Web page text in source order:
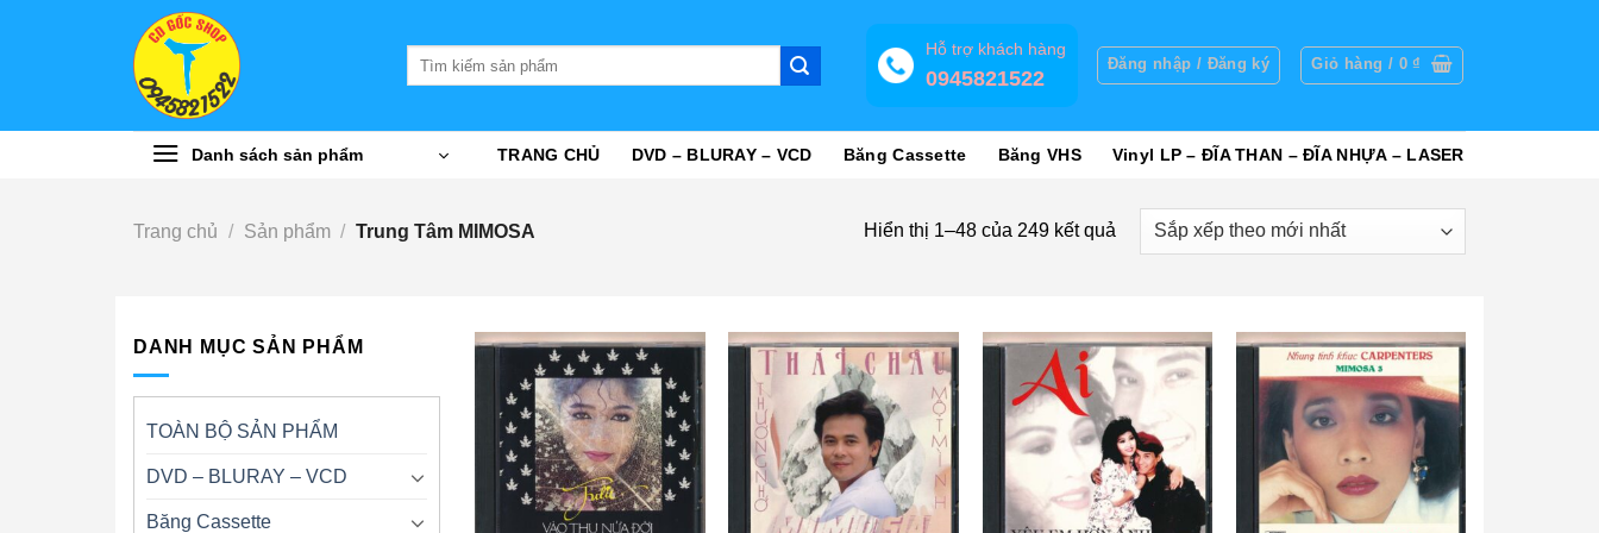
Hỗ trợ khách hàng
0945821522
Đăng nhập / Đăng ký Giỏ hàng / 0₫
Danh sách sản phẩm TRANG CHỦ DVD – BLURAY – VCD Băng Cassette Băng VHS Vinyl LP – ĐĨA THAN – ĐĨA NHỰA – LASER
Trang chủ / Sản phẩm / Trung Tâm MIMOSA Hiển thị 1–48 của 249 kết quả
DANH MỤC SẢN PHẨM
TOÀN BỘ SẢN PHẨM
DVD – BLURAY – VCD
Băng Cassette